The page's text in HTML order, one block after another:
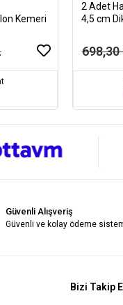
Kemeri
2 Adet
4,5 cm
698,30
Güvenli Alışveriş
Güvenli ve kolay ödeme
Bizi Takip